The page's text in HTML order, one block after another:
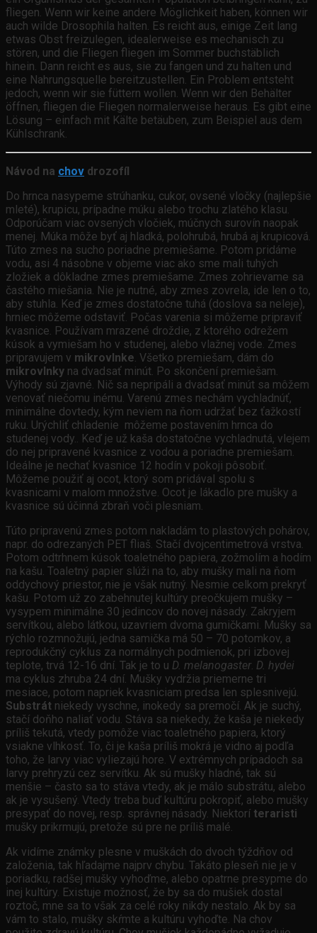
fliegen. Wenn wir keine andere Möglichkeit haben, können wir
auch wilde Drosophila halten. Es reicht aus, einige Zeit lang
etwas Obst freizulegen, idealerweise es mechanisch zu
stören, und die Fliegen fliegen im Sommer buchstäblich
hinein. Dann reicht es aus, sie zu fangen und zu halten und
eine Nahrungsquelle bereitzustellen. Ein Problem entsteht
jedoch, wenn wir sie füttern wollen. Wenn wir den Behälter
öffnen, fliegen die Fliegen normalerweise heraus. Es gibt eine
Lösung – einfach mit Kälte betäuben, zum Beispiel aus dem
Kühlschrank.
Návod na chov drozofíl
Do hrnca nasypeme strúhanku, cukor, ovsené vločky (najlepšie
mleté), krupicu, prípadne múku alebo trochu zlatého klasu.
Odporúčam viac ovsených vločiek, múčnych surovín naopak
menej. Múka môže byť aj hladká, polohrubá, hrubá aj krupicová.
Túto zmes na sucho poriadne premiešame. Potom pridáme
vodu, asi 4 násobne v objeme viac ako sme mali tuhých
zložiek a dôkladne zmes premiešame. Zmes zohrievame sa
častého miešania. Nie je nutné, aby zmes zovrela, ide len o to,
aby stuhla. Keď je zmes dostatočne tuhá (doslova sa neleje),
hrniec môžeme odstaviť. Počas varenia si môžeme pripraviť
kvasnice. Používam mrazené droždie, z ktorého odrežem
kúsok a vymiešam ho v studenej, alebo vlažnej vode. Zmes
pripravujem v mikrovlnke. Všetko premiešam, dám do
mikrovlnky na dvadsať minút. Po skončení premiešam.
Výhody sú zjavné. Nič sa nepripáli a dvadsať minút sa môžem
venovať niečomu inému. Varenú zmes nechám vychladnúť,
minimálne dovtedy, kým neviem na ňom udržať bez ťažkostí
ruku. Urýchliť chladenie môžeme postavením hrnca do
studenej vody.. Keď je už kaša dostatočne vychladnutá, vlejem
do nej pripravené kvasnice z vodou a poriadne premiešam.
Ideálne je nechať kvasnice 12 hodín v pokoji pôsobiť.
Môžeme použiť aj ocot, ktorý som pridával spolu s
kvasnicami v malom množstve. Ocot je lákadlo pre mušky a
kvasnice sú účinná zbraň voči plesniam.
Túto pripravenú zmes potom nakladám to plastových pohárov,
napr. do odrezaných PET fliaš. Stačí dvojcentimetrová vrstva.
Potom odtrhnem kúsok toaletného papiera, zožmolím a hodím
na kašu. Toaletný papier slúži na to, aby mušky mali na ňom
oddychový priestor, nie je však nutný. Nesmie celkom prekryť
kašu. Potom už zo zabehnutej kultúry preočkujem mušky –
vysypem minimálne 30 jedincov do novej násady. Zakryjem
servítkou, alebo látkou, uzavriem dvoma gumičkami. Mušky sa
rýchlo rozmnožujú, jedna samička má 50 – 70 potomkov, a
reprodukčný cyklus za normálnych podmienok, pri izbovej
teplote, trvá 12-16 dní. Tak je to u D. melanogaster. D. hydei
ma cyklus zhruba 24 dní. Mušky vydržia priemerne tri
mesiace, potom napriek kvasniciam predsa len splesnivejú.
Substrát niekedy vyschne, inokedy sa premočí. Ak je suchý,
stačí doňho naliať vodu. Stáva sa niekedy, že kaša je niekedy
príliš tekutá, vtedy pomôže viac toaletného papiera, ktorý
vsiakne vlhkosť. To, či je kaša príliš mokrá je vidno aj podľa
toho, že larvy viac vyliezajú hore. V extrémnych prípadoch sa
larvy prehryzú cez servítku. Ak sú mušky hladné, tak sú
menšie – často sa to stáva vtedy, ak je málo substrátu, alebo
ak je vysušený. Vtedy treba buď kultúru pokropiť, alebo mušky
presypať do novej, resp. správnej násady. Niektorí teraristi
mušky prikrmujú, pretože sú pre ne príliš malé.
Ak vidíme známky plesne v muškách do dvoch týždňov od
založenia, tak hľadajme najprv chybu. Takáto pleseň nie je v
poriadku, radšej mušky vyhoďme, alebo opatrne presypme do
inej kultúry. Existuje možnosť, že by sa do mušiek dostal
roztoč, mne sa to však za celé roky nikdy nestalo. Ak by sa
vám to stalo, mušky skŕmte a kultúru vyhoďte. Na chov